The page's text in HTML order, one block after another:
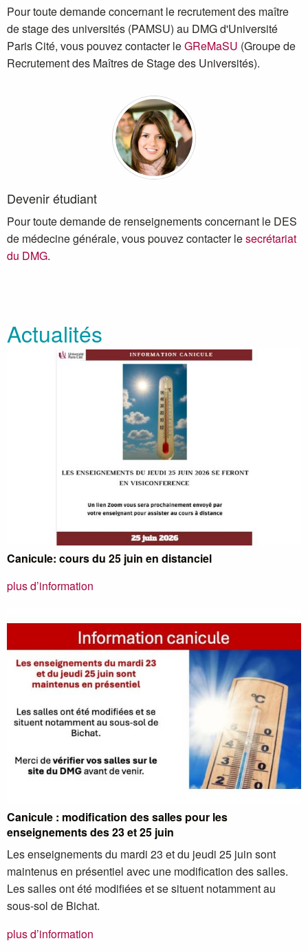
Pour toute demande concernant le recrutement des maître
de stage des universités (PAMSU) au DMG d'Université
Paris Cité, vous pouvez contacter leGReMaSU (Groupe de
Recrutement des Maîtres de Stage des Universités).
Devenir étudiant
Pour toute demande de renseignements concernant le DES
de médecine générale, vous pouvez contacter lesecrétariat
du DMG.
Actualités
Canicule: cours du 25 juin en distanciel
plus d’information
Canicule : modification des salles pour les
enseignements des 23 et 25 juin
Les enseignements du mardi 23 et du jeudi 25 juin sont
maintenus en présentiel avec une modification des salles.
Les salles ont été modifiées et se situent notamment au
sous-sol de Bichat.
plus d’information